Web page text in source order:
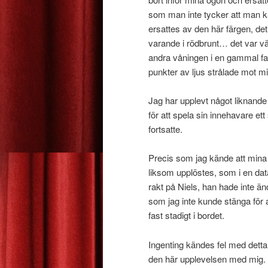
som man inte tycker att man
ersattes av den här färgen,
varande i rödbrunt… det var
andra våningen i en gammal
punkter av ljus strålade mot
Jag har upplevt något
för att spela sin innehavare
fortsatte.
Precis som jag kände att
liksom upplöstes, som i en
rakt på Niels, han hade inte
som jag inte kunde stänga för
fast stadigt i bordet.
Ingenting kändes fel med
den här upplevelsen med